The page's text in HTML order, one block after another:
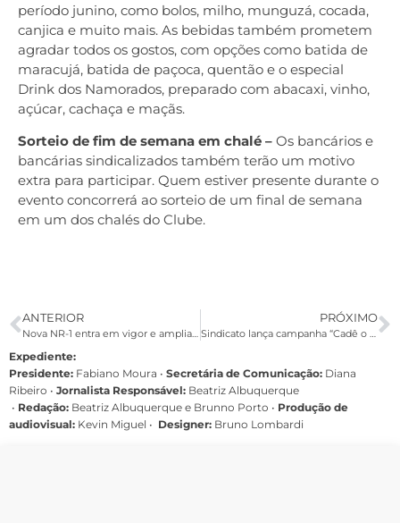
período junino, como bolos, milho, munguzá, cocada,
canjica e muito mais. As bebidas também prometem
agradar todos os gostos, com opções como batida de
maracujá, batida de paçoca, quentão e o especial
Drink dos Namorados, preparado com abacaxi, vinho,
açúcar, cachaça e maçãs.
Sorteio de fim de semana em chalé – Os bancários e
bancárias sindicalizados também terão um motivo
extra para participar. Quem estiver presente durante o
evento concorrerá ao sorteio de um final de semana
em um dos chalés do Clube.
ANTERIOR
Nova NR-1 entra em vigor e amplia proteção à saúde mental no trabalho
PRÓXIMO
Sindicato lança campanha “Cadê o banco que estava aqui?” para denunciar fechamento de agências
Expediente:
Presidente: Fabiano Moura • Secretária de Comunicação: Diana
Ribeiro • Jornalista Responsável: Beatriz Albuquerque
• Redação: Beatriz Albuquerque e Brunno Porto • Produção de
audiovisual: Kevin Miguel • Designer: Bruno Lombardi